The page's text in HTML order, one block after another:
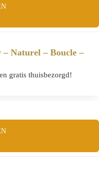
Naturel – Boucle –
gratis thuisbezorgd!